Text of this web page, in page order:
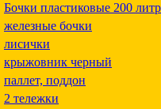
Бочки пластиковые 200
железные бочки
лисички
крыжовник черный
паллет, поддон
2 тележки